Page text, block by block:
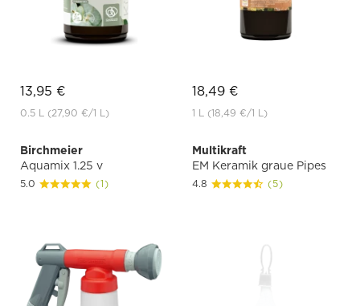
13,95 €
0.5 L (27,90 €/1 L)
18,49 €
1 L (18,49 €/1 L)
Birchmeier
Aquamix 1.25 v
5.0 (1)
Multikraft
EM Keramik graue Pipes
4.8 (5)